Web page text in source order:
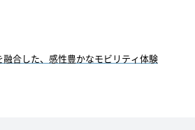
合した、感性豊かなモビリティ体験